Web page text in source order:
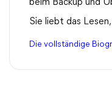
beim Backup und
Sie liebt das
Die vollständige